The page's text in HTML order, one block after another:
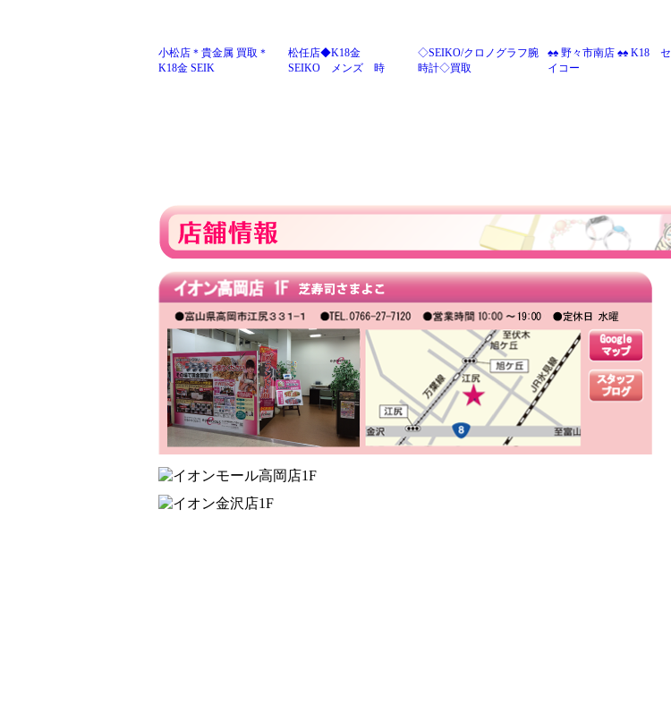
小松店＊貴金属 買取＊
K18金 SEIK
松任店◆K18金
SEIKO メンズ 時
◇SEIKO/クロノグラフ腕
時計◇買取
♠♠ 野々市南店 ♠♠ K18 セ
イコー